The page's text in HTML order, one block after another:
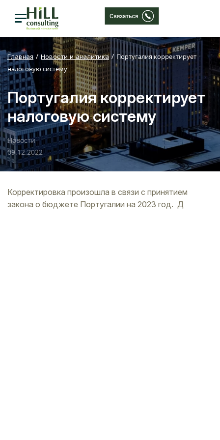
Главная Новости и аналитика
Португалия корректирует
налоговую систему
Португалия корректирует
налоговую систему
Новости
09.12.2022
Корректировка произошла в связи с принятием
закона о бюджете Португалии на 2023 год. Д